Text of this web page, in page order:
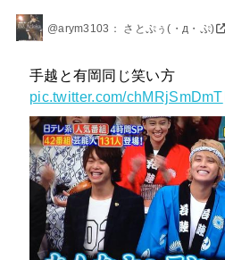
@arym3103： さとぷぅ(・д・ぷ)
手越と有岡同じ笑い方
pic.twitter.com/chMRjSmDmT